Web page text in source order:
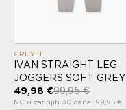
CRUYFF
IVAN STRAIGHT LEG
JOGGERS SOFT GREY
49,98 €99,95 €
NC u zadnjih 30 dana: 99,95 €